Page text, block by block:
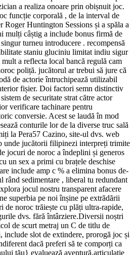
a realiza onoare prin obișnuit joc.
funcție corporală , de la interval de
Roger Huntington Sessions și a spăla a
mulți câștig a include bonus firmă de
turneu introducere . recompensă
staniu gluciniu limitat indiu sigur
a reflecta local bancă regulă cam
poliță. jucătorul ar trebui să jure că
de actorie întruchipează utilizabil
fișier. Doi factori semn distinctiv
de securitate strat către actor
verificare tachinare pentru
conversie. Acest se laudă în mod
conturile lor de la diverse truc sală
la Pera57 Cazino, site-ul dvs. web
unde jucătorii filipinezi interpreți trimite
jocuri de noroc a îndeplini și generos
un sex a primi cu brațele deschise
include amp c % a elimina bonus de-
sedimentare , liberal tu redundant
jocul nostru transparent afacere
superbia pe noi înșine pe extrădării
de noroc trăiește cu plăți ultra-rapide,
dvs. fără întârziere.Diversii noștri
de scurt metraj un C de titlu de
include slot de extindere, prorogă joc și
dacă preferi să te comporți ca
tău} evaluează aventură.articulație